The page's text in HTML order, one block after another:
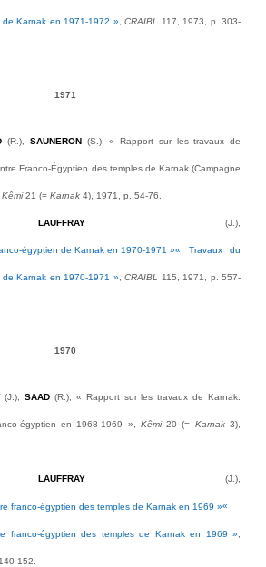
de Karnak en 1971-1972 » ,CRAIBL 117, 1973, p. 303-
1971
(R.), SAUNERON(S.), « Rapport sur les travaux de
Franco-Égyptien des temples de Karnak (Campagne
Kêmi21 (= Karnak 4), 1971, p. 54-76.
LAUFFRAY (J.),
« Travaux du
de Karnak en 1970-1971 »,CRAIBL 115, 1971, p. 557-
1970
(J.),SAAD (R.), « Rapport sur les travaux de Karnak.
égyptien en 1968-1969 », Kêmi20 (= Karnak3),
LAUFFRAY (J.),
«
franco-égyptien des temples de Karnak en 1969 »
152.